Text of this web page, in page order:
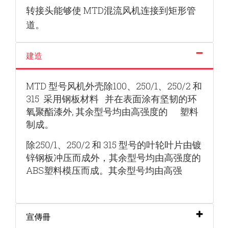
转接头能够使 MTD混流风机连接到矩形管
道。
建造
MTD 型号风机外壳除100、250/1、250/2 和
315 采用钢板材料 并在表面涂有坚韧的环
氧聚酯漆外, 其余型号均由高强度的 塑料
制成。
除250/1、250/2 和 315 型号的叶轮叶片由镀
锌钢板冲压而成外， 其余型号均由高强度的
ABS塑料模压而成。其余型号均由高强
宣傳冊